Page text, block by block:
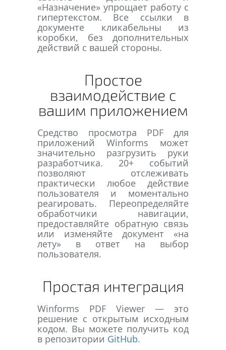
«Назначение» упрощает работу с
гипертекстом. Все ссылки в
документе кликабельны из
коробки, без дополнительных
действий с вашей стороны.
Простое
взаимодействие с
вашим приложением
Средство просмотра PDF для
приложений Winforms может
значительно разгрузить руки
разработчика. 20+ событий
позволяют отслеживать
практически любое действие
пользователя и моментально
реагировать. Переопределяйте
обработчики навигации,
предоставляйте обратную связь
или изменяйте документ «на
лету» в ответ на выбор
пользователя.
Простая интеграция
Winforms PDF Viewer — это
решение с открытым исходным
кодом. Вы можете получить код
в репозитории GitHub.